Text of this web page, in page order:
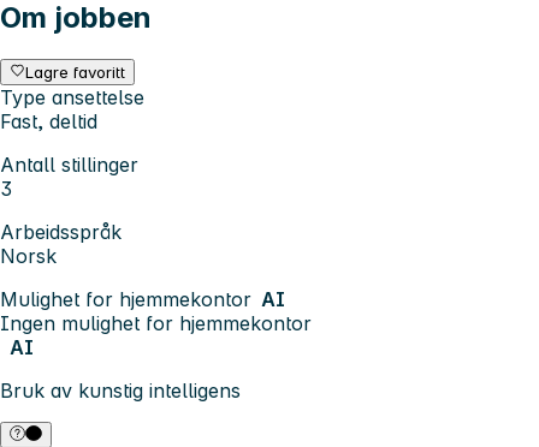
Om jobben
Lagre favoritt
Type ansettelse
Fast, deltid
Antall stillinger
3
Arbeidsspråk
Norsk
Mulighet for hjemmekontor AI
Ingen mulighet for hjemmekontor
AI
Bruk av kunstig intelligens